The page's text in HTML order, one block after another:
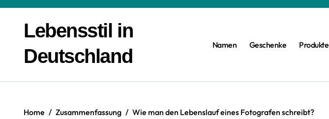
springenLebensstil in
Deutschland
Namen Geschenke Produkte
Home Zusammenfassung Wie man den Lebenslauf eines Fotografen schreibt?